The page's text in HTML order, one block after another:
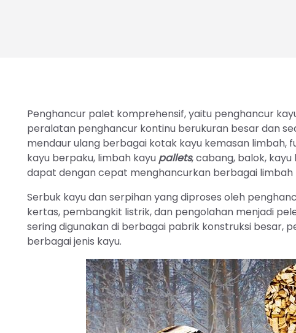
Penghancur palet komprehensif, yaitu penghancur
peralatan penghancur kontinu berukuran besar dan
mendaur ulang berbagai kotak kayu kemasan
kayu berpaku, limbah kayu pallets, cabang, balok,
dapat dengan cepat menghancurkan berbagai limbah
Serbuk kayu dan serpihan yang diproses oleh
kertas, pembangkit listrik, dan pengolahan menjadi
sering digunakan di berbagai pabrik konstruksi besar,
berbagai jenis kayu.